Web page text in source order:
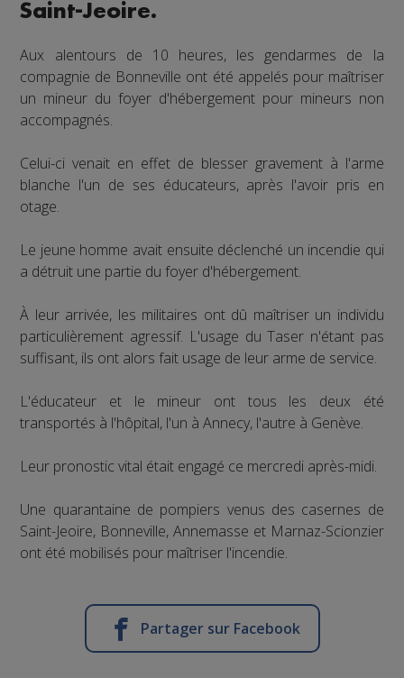
Saint-Jeoire.
Aux alentours de 10 heures, les gendarmes de la
compagnie de Bonneville ont été appelés pour maîtriser
un mineur du foyer d'hébergement pour mineurs non
accompagnés.
Celui-ci venait en effet de blesser gravement à l'arme
blanche l'un de ses éducateurs, après l'avoir pris en
otage.
Le jeune homme avait ensuite déclenché un incendie qui
a détruit une partie du foyer d'hébergement.
À leur arrivée, les militaires ont dû maîtriser un individu
particulièrement agressif. L'usage du Taser n'étant pas
suffisant, ils ont alors fait usage de leur arme de service.
L'éducateur et le mineur ont tous les deux été
transportés à l'hôpital, l'un à Annecy, l'autre à Genève.
Leur pronostic vital était engagé ce mercredi après-midi.
Une quarantaine de pompiers venus des casernes de
Saint-Jeoire, Bonneville, Annemasse et Marnaz-Scionzier
ont été mobilisés pour maîtriser l'incendie.
Partager sur Facebook